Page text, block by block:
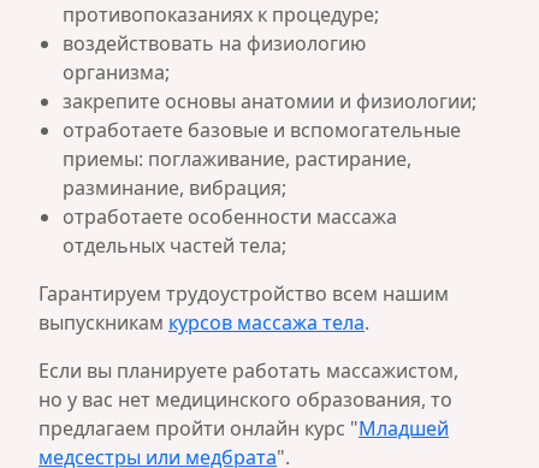
противопоказаниях к процедуре;
воздействовать на физиологию
организма;
закрепите основы анатомии и физиологии;
отработаете базовые и вспомогательные
приемы: поглаживание, растирание,
разминание, вибрация;
отработаете особенности массажа
отдельных частей тела;
Гарантируем трудоустройство всем нашим
выпускникам курсов массажа тела.
Если вы планируете работать массажистом,
но у вас нет медицинского образования, то
предлагаем пройти онлайн курс "Младшей
медсестры или медбрата".